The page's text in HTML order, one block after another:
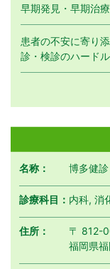
早期発見・早期治
患者の不安に寄り
診・検診のハード
名称： 博多健
診療科目： 内科, 消
住所：
〒 812-
福岡県